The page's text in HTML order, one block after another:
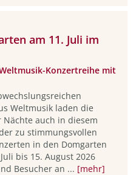
am 11. Juli im
Konzertreihe mit
Weltmusik laden die
auch in diesem
zu stimmungsvollen
in den Domgarten
bis 15. August 2026
Besucher an ... [mehr]